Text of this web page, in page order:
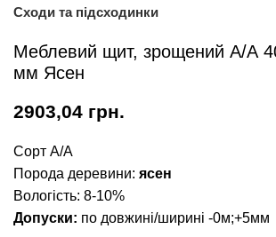
Сходи та підсходинки
Меблевий щит, зрощений А/А
мм Ясен
грн.
Сорт А/А
Порода деревини: ясен
Вологість: 8-10%
Допуски: по довжині/ширині -0м;+5мм